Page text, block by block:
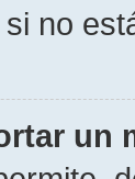
no
un